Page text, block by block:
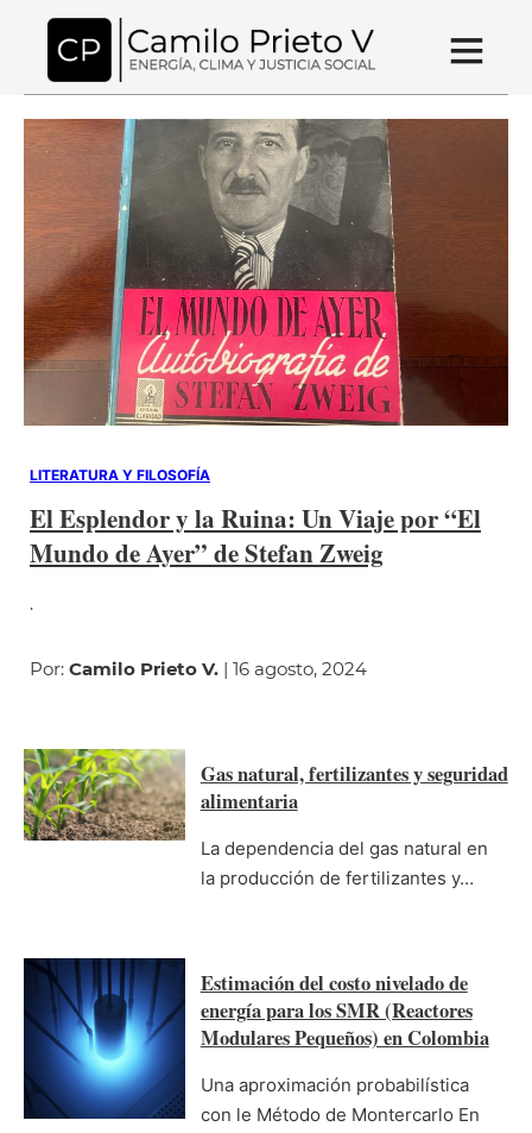
LITERATURA Y FILOSOFÍA
El Esplendor y la Ruina: Un Viaje por “El
Mundo de Ayer” de Stefan Zweig
.
Por: Camilo Prieto V. | 16 agosto, 2024
Gas natural, fertilizantes y seguridad
alimentaria
La dependencia del gas natural en
la producción de fertilizantes y…
Estimación del costo nivelado de
energía para los SMR (Reactores
Modulares Pequeños) en Colombia
Una aproximación probabilística
con le Método de Montercarlo En